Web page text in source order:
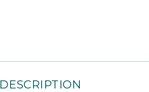
DESCRIPTION